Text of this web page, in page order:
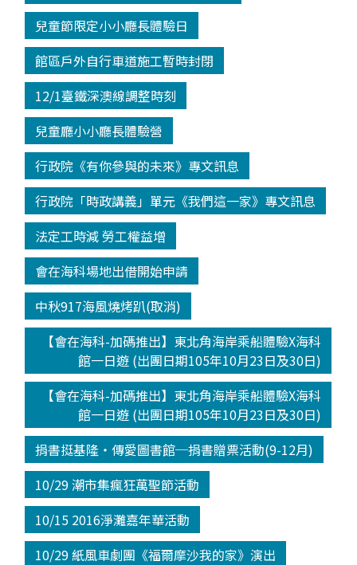
兒童節限定小小廳長體驗日
館區戶外自行車道施工暫時封閉
12/1臺鐵深澳線調整時刻
兒童廳小小廳長體驗營
行政院《有你參與的未來》專文訊息
行政院「時政講義」單元《我們這一家》專文訊息
法定工時減 勞工權益增
會在海科場地出借開始申請
中秋917海風燒烤趴(取消)
【會在海科-加碼推出】東北角海岸乘船體驗X海科
館一日遊 (出團日期105年10月23日及30日)
【會在海科-加碼推出】東北角海岸乘船體驗X海科
館一日遊 (出團日期105年10月23日及30日)
捐書挺基隆‧傳愛圖書館─捐書贈票活動(9-12月)
10/29 潮市集瘋狂萬聖節活動
10/15 2016淨灘嘉年華活動
10/29 紙風車劇團《福爾摩沙我的家》演出